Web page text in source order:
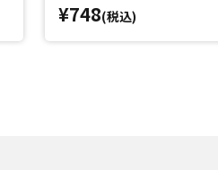
¥748(税込)